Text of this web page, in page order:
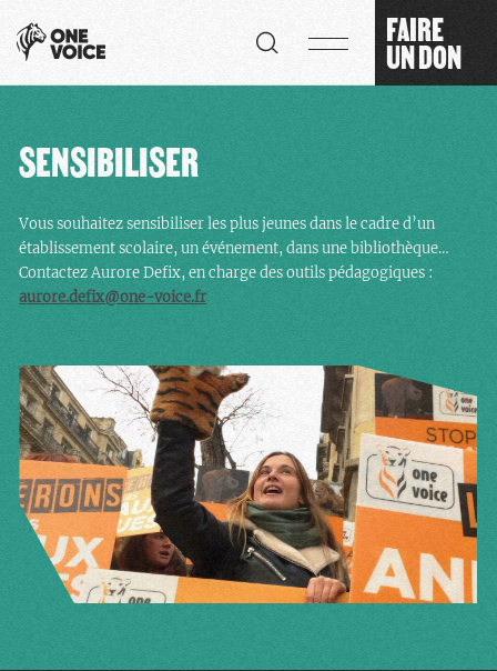
FAIRE
UN DON
SENSIBILISER
Vous souhaitez sensibiliser les plus jeunes dans le cadre d’un
établissement scolaire, un événement, dans une bibliothèque…
Contactez Aurore Defix, en charge des outils pédagogiques :
aurore.defix@one-voice.fr